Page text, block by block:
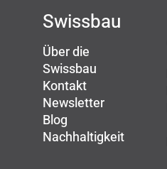
Swissbau
Über die
Swissbau
Kontakt
Newsletter
Blog
Nachhaltigkeit